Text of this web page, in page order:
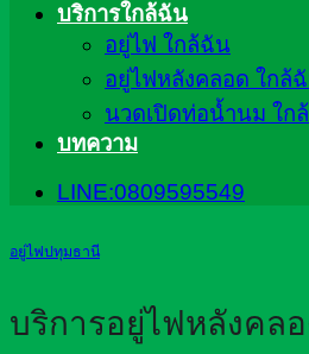
บริการใกล้ฉัน
อยู่ไฟ ใกล้ฉัน
อยู่ไฟหลังคลอด ใกล้
นวดเปิดท่อน้ำนม ใก
บทความ
LINE:0809595549
อยู่ไฟปทุมธานี
บริการอยู่ไฟหลังคลอ